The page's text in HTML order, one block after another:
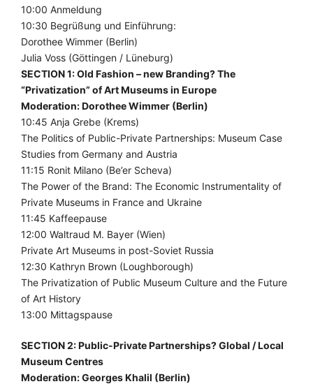
10:00 Anmeldung
10:30 Begrüßung und Einführung:
Dorothee Wimmer (Berlin)
Julia Voss (Göttingen / Lüneburg)
SECTION 1: Old Fashion – new Branding? The
“Privatization” of Art Museums in Europe
Moderation: Dorothee Wimmer (Berlin)
10:45 Anja Grebe (Krems)
The Politics of Public-Private Partnerships: Museum Case
Studies from Germany and Austria
11:15 Ronit Milano (Be’er Scheva)
The Power of the Brand: The Economic Instrumentality of
Private Museums in France and Ukraine
11:45 Kaffeepause
12:00 Waltraud M. Bayer (Wien)
Private Art Museums in post-Soviet Russia
12:30 Kathryn Brown (Loughborough)
The Privatization of Public Museum Culture and the Future
of Art History
13:00 Mittagspause
SECTION 2: Public-Private Partnerships? Global / Local
Museum Centres
Moderation: Georges Khalil (Berlin)